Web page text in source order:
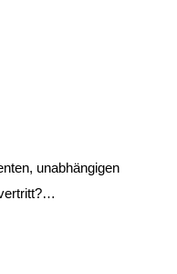
unabhängigen